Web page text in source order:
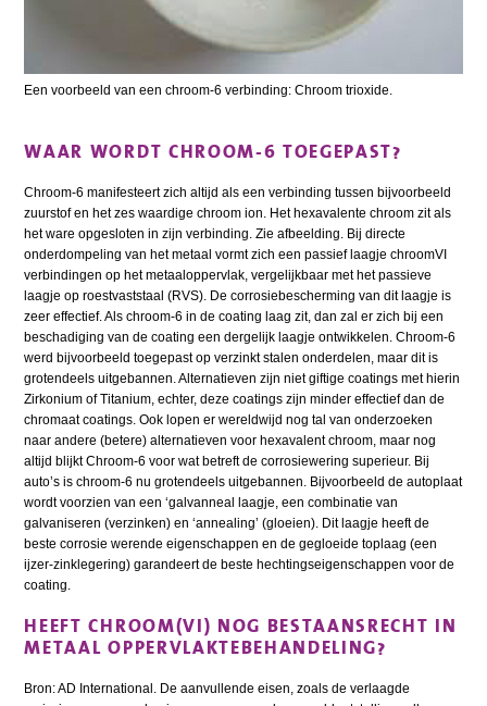
Een voorbeeld van een chroom-6 verbinding: Chroom trioxide.
WAAR WORDT CHROOM-6 TOEGEPAST?
Chroom-6 manifesteert zich altijd als een verbinding tussen bijvoorbeeld
zuurstof en het zes waardige chroom ion. Het hexavalente chroom zit als
het ware opgesloten in zijn verbinding. Zie afbeelding. Bij directe
onderdompeling van het metaal vormt zich een passief laagje chroomVI
verbindingen op het metaaloppervlak, vergelijkbaar met het passieve
laagje op roestvaststaal (RVS). De corrosiebescherming van dit laagje is
zeer effectief. Als chroom-6 in de coating laag zit, dan zal er zich bij een
beschadiging van de coating een dergelijk laagje ontwikkelen. Chroom-6
werd bijvoorbeeld toegepast op verzinkt stalen onderdelen, maar dit is
grotendeels uitgebannen. Alternatieven zijn niet giftige coatings met hierin
Zirkonium of Titanium, echter, deze coatings zijn minder effectief dan de
chromaat coatings. Ook lopen er wereldwijd nog tal van onderzoeken
naar andere (betere) alternatieven voor hexavalent chroom, maar nog
altijd blijkt Chroom-6 voor wat betreft de corrosiewering superieur. Bij
auto’s is chroom-6 nu grotendeels uitgebannen. Bijvoorbeeld de autoplaat
wordt voorzien van een ‘galvanneal laagje, een combinatie van
galvaniseren (verzinken) en ‘annealing’ (gloeien). Dit laagje heeft de
beste corrosie werende eigenschappen en de gegloeide toplaag (een
ijzer-zinklegering) garandeert de beste hechtingseigenschappen voor de
coating.
HEEFT CHROOM(VI) NOG BESTAANSRECHT IN
METAAL OPPERVLAKTEBEHANDELING?
Bron: AD International. De aanvullende eisen, zoals de verlaagde